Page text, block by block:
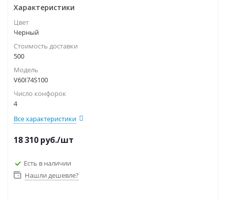
Характеристики
Цвет
Черный
Стоимость доставки
500
Модель
V60I74S100
Число конфорок
4
Все характеристики
18 310 руб./шт
Есть в наличии
Нашли дешевле?